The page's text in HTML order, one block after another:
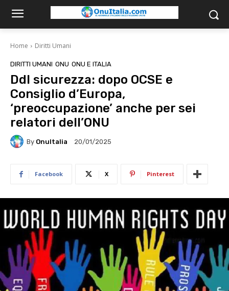
Home Diritti Umani
DIRITTI UMANI ONU ONU E ITALIA
Ddl sicurezza: dopo OCSE e
Consiglio d’Europa,
‘preoccupazione’ anche per sei
relatori dell’ONU
By OnuItalia 20/01/2025
Facebook X Pinterest